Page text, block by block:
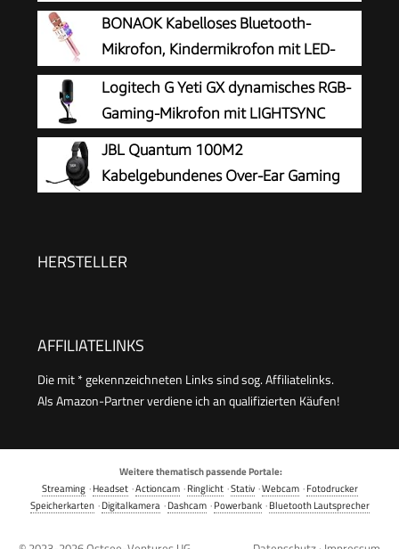
Handmikrofon Microphone
kompatibel mit Karaoke Maschine, für Bühne,
Studio, KTV & Heimgebrauch Audio
BONAOK Kabelloses Bluetooth-
Mikrofon, Kindermikrofon mit LED-
Lichtern, Mini-Karaoke-Maschine für
Party/Zuhause/Geburtstag, kompatibel mit
Bluetooth iOS Android (Rosa)
Logitech G Yeti GX dynamisches RGB-
Gaming-Mikrofon mit LIGHTSYNC
JBL Quantum 100M2
Kabelgebundenes Over-Ear Gaming
Kompatibilität und abnehmbarem Mikrofon mit
HERSTELLER
AFFILIATELINKS
Die mit * gekennzeichneten Links sind sog. Affiliatelinks.
Als Amazon-Partner verdiene ich an qualifizierten Käufen!
Weitere thematisch passende Portale:
Streaming·Headset·Actioncam·Ringlicht·Stativ·Webcam·Fotodrucker
Speicherkarten·Digitalkamera·Dashcam·Powerbank·Bluetooth Lautsprecher